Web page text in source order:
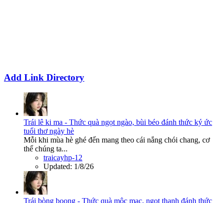
Add Link Directory
Trái lê ki ma - Thức quà ngọt ngào, bùi béo đánh thức ký ức
tuổi thơ ngày hè
Mỗi khi mùa hè ghé đến mang theo cái nắng chói chang, cơ
thể chúng ta...
traicayhp-12
Updated: 1/8/26
Trái bòng boong - Thức quà mộc mạc, ngọt thanh đánh thức